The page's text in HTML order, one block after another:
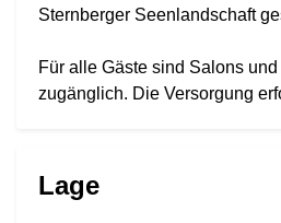
Sternberger Seenlandschaft
Für alle Gäste sind Salons
zugänglich. Die Versorgung
Lage